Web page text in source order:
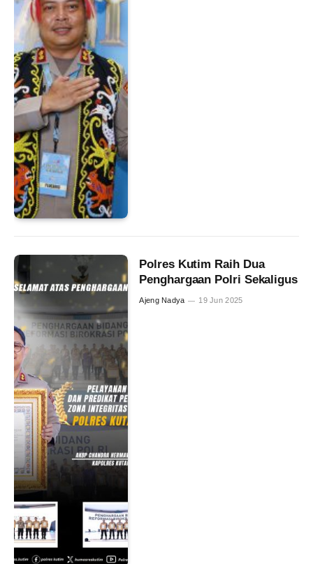
Polres Kutim Raih Dua
Penghargaan Polri Sekaligus
Ajeng Nadya 19 Jun 2025